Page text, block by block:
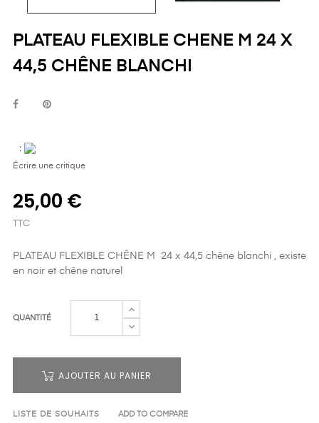
PLATEAU FLEXIBLE CHENE M 24 X
44,5 CHÊNE BLANCHI
:
Écrire une critique
25,00 €
TTC
PLATEAU FLEXIBLE CHÊNE M 24 x 44,5 chêne blanchi , existe
en noir et chêne naturel
QUANTITÉ
AJOUTER AU PANIER
LISTE DE SOUHAITS ADD TO COMPARE